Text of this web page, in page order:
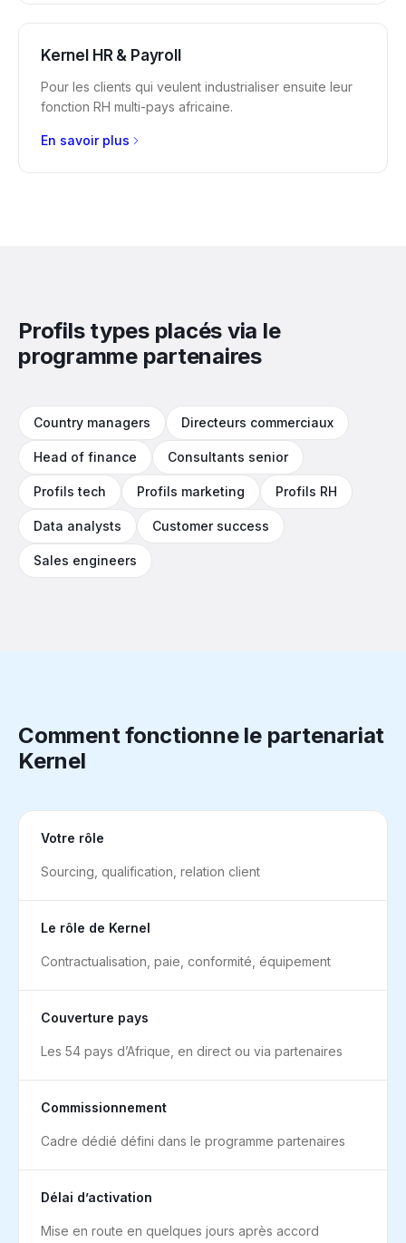
Kernel HR & Payroll
Pour les clients qui veulent industrialiser ensuite leur
fonction RH multi-pays africaine.
En savoir plus
Profils types placés via le
programme partenaires
Country managers Directeurs commerciaux
Head of finance Consultants senior
Profils tech Profils marketing Profils RH
Data analysts Customer success
Sales engineers
Comment fonctionne le partenariat
Kernel
Votre rôle
Sourcing, qualification, relation client
Le rôle de Kernel
Contractualisation, paie, conformité, équipement
Couverture pays
Les 54 pays d’Afrique, en direct ou via partenaires
Commissionnement
Cadre dédié défini dans le programme partenaires
Délai d’activation
Mise en route en quelques jours après accord